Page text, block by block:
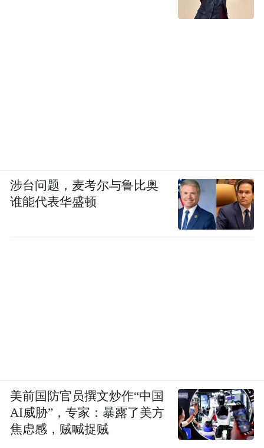
涉台问题，麦考尔与鲁比奥
谁能代表华盛顿
美前国防官员撰文炒作“中国
AI威胁”，专家：暴露了美方
焦虑感，贼喊捉贼